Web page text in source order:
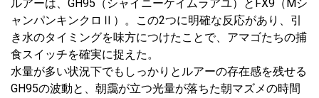
ルアーは、GH95（シャイニーケイムラアユ）とFX9（Mシ
ャンパンキンクロⅡ）。この2つに明確な反応があり、引
き水のタイミングを味方につけたことで、アマゴたちの捕
食スイッチを確実に捉えた。
水量が多い状況下でもしっかりとルアーの存在感を残せる
GH95の波動と、朝靄が立つ光量が落ちた朝マズメの時間